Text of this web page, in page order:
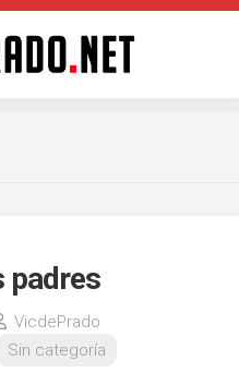
padres
VicdePrado
Sin categoría